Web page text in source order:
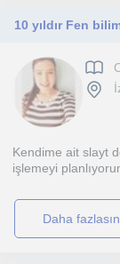
Kendime ait slayt
işlemeyi
daha